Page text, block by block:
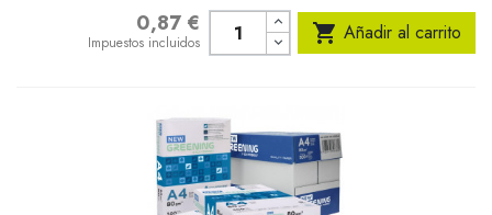
0,87 €
Impuestos incluidos  Añadir al carrito